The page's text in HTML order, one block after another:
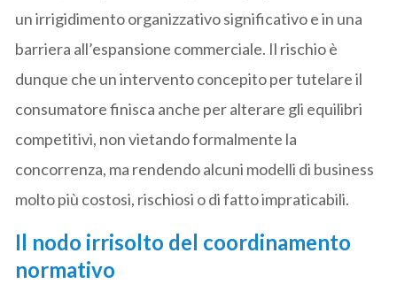
un irrigidimento organizzativo significativo e in una
barriera all’espansione commerciale. Il rischio è
dunque che un intervento concepito per tutelare il
consumatore finisca anche per alterare gli equilibri
competitivi, non vietando formalmente la
concorrenza, ma rendendo alcuni modelli di business
molto più costosi, rischiosi o di fatto impraticabili.
Il nodo irrisolto del coordinamento
normativo